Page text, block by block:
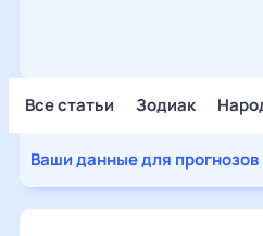
Все статьи Зодиак
Ваши данные для прогнозов